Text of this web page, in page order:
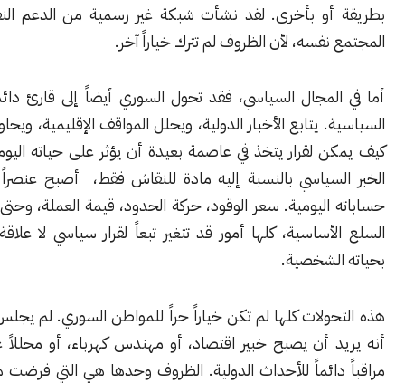
أو بأخرى. لقد نشأت شبكة غير رسمية من الدعم النفسي داخل
نفسه، لأن الظروف لم تترك خياراً آخر.
السياسي، فقد تحول السوري أيضاً إلى قارئ دائم للجغرافيا
يتابع الأخبار الدولية، ويحلل المواقف الإقليمية، ويحاول أن يفهم
لقرار يتخذ في عاصمة بعيدة أن يؤثر على حياته اليومية. لم يعد
بالنسبة إليه مادة للنقاش فقط، أصبح عنصراً من عناصر
اليومية. سعر الوقود، حركة الحدود، قيمة العملة، وحتى توفر بعض
كلها أمور قد تتغير تبعاً لقرار سياسي لا علاقة مباشرة له
كلها لم تكن خياراً حراً للمواطن السوري. لم يجلس أحد ليقرر
أن يصبح خبير اقتصاد، أو مهندس كهرباء، أو محللاً عسكرياً، أو
للأحداث الدولية. الظروف وحدها هي التي فرضت هذه الأدوار.